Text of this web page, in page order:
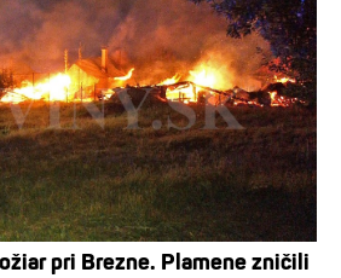
pri Brezne. Plamene zničili